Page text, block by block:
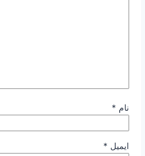
نام *
ایمیل *